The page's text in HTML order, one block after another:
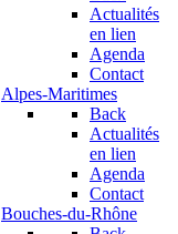
Actualités
en lien
Agenda
Contact
Alpes-Maritimes
Back
Actualités
en lien
Agenda
Contact
Bouches-du-Rhône